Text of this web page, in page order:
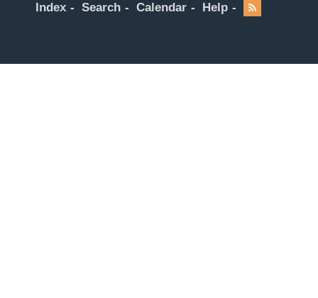
Index Search Calendar Help